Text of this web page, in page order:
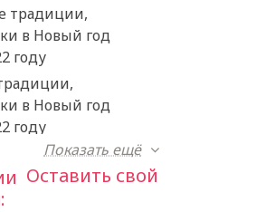
в Новый год
году
Показать ещё
Оставить свой